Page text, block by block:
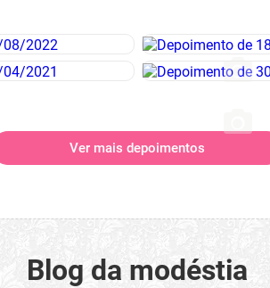
Ver mais depoimentos
Blog da modéstia